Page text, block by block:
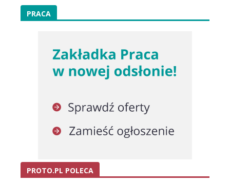
PRACA
PROTO.PL POLECA